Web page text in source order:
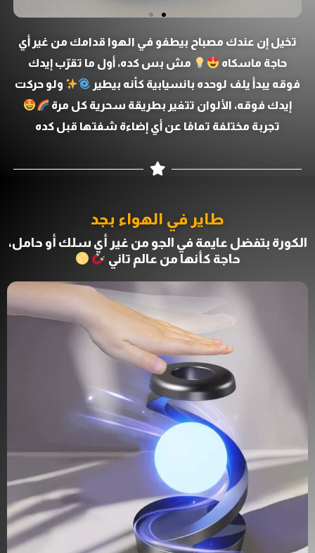
تخيل إن عندك مصباح بيطفو في الهوا قدامك من غير أي
حاجة ماسكاه
مش بس كده، أول ما تقرّب إيدك
فوقه يبدأ يلف لوحده بانسيابية كأنه بيطير
ولو حركت
إيدك فوقه، الألوان تتغير بطريقة سحرية كل مرة
تجربة مختلفة تمامًا عن أي إضاءة شفتها قبل كده
طاير في الهواء بجد
الكورة بتفضل عايمة في الجو من غير أي سلك أو حامل،
حاجة كأنها من عالم تاني